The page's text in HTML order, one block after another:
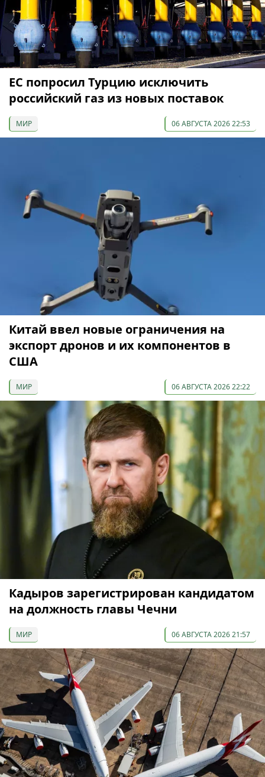
ЕС попросил Турцию исключить
российский газ из новых поставок
МИР 06 АВГУСТА 2026 22:53
Китай ввел новые ограничения на
экспорт дронов и их компонентов в
США
МИР 06 АВГУСТА 2026 22:22
Кадыров зарегистрирован кандидатом
на должность главы Чечни
МИР 06 АВГУСТА 2026 21:57